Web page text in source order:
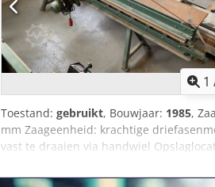
1
Toestand: gebruikt, Bouwjaar: 1985,
mm Zaageenheid: krachtige
vast te draaien via handwiel